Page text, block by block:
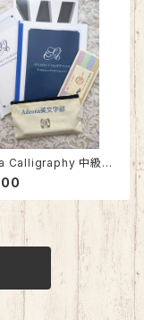
Calligraphy 中級コ
4月後半スター